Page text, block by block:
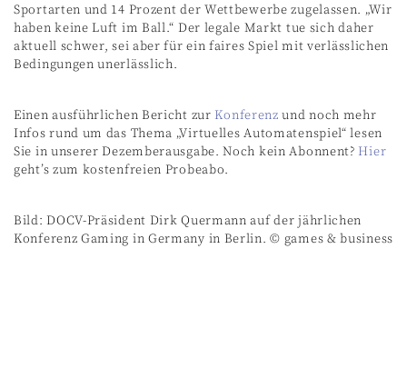
Sportarten und 14 Prozent der Wettbewerbe zugelassen. „Wir
haben keine Luft im Ball.“ Der legale Markt tue sich daher
aktuell schwer, sei aber für ein faires Spiel mit verlässlichen
Bedingungen unerlässlich.
Einen ausführlichen Bericht zur Konferenz und noch mehr
Infos rund um das Thema „Virtuelles Automatenspiel“ lesen
Sie in unserer Dezemberausgabe. Noch kein Abonnent? Hier
geht’s zum kostenfreien Probeabo.
Bild: DOCV-Präsident Dirk Quermann auf der jährlichen
Konferenz Gaming in Germany in Berlin. © games & business